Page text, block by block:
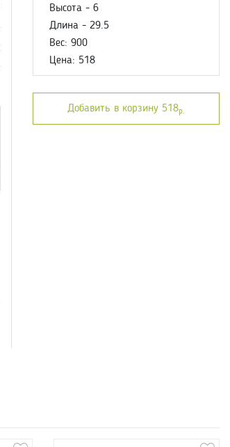
Высота - 6
Длина - 29.5
Вес: 900
Цена: 518
Добавить в корзину 518р.